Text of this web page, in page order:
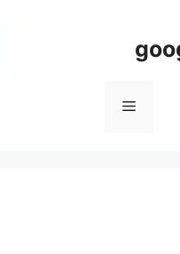
Menu